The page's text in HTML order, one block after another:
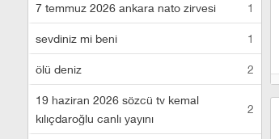
7 temmuz 2026 ankara nato zirvesi 1
sevdiniz mi beni 1
ölü deniz 2
19 haziran 2026 sözcü tv kemal
kılıçdaroğlu canlı yayını
2